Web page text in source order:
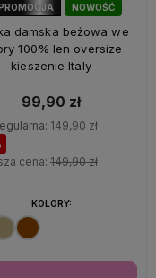
NOWOŚĆ
OKAZJA
damska beżowa we
100% len oversize
kieszenie Italy
99,90 zł
149,90 zł
cena: 149,90 zł
KOLORY: